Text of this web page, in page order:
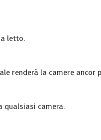
letto.
renderà la camere ancor
qualsiasi camera.